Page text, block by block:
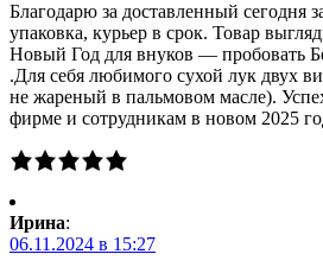
Благодарю за доставленный сегодня
упаковка, курьер в срок. Товар
Новый Год для внуков — пробовать
.Для себя любимого сухой лук двух
не жареный в пальмовом масле).
фирме и сотрудникам в новом 2025
Ирина:
06.11.2024 в 15:27